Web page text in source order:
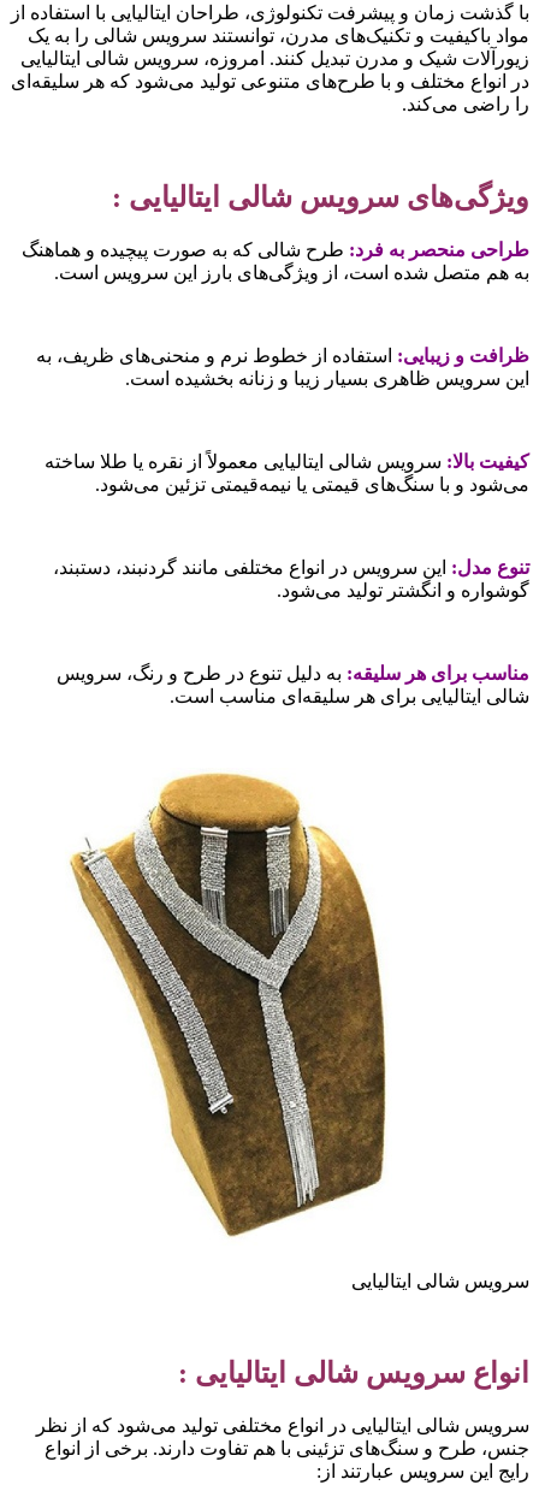
گذشت زمان و پیشرفت تکنولوژی، طراحان ایتالیایی با استفاده از
باکیفیت و تکنیک‌های مدرن، توانستند سرویس شالی را به یک
شیک و مدرن تبدیل کنند. امروزه، سرویس شالی ایتالیایی
انواع مختلف و با طرح‌های متنوعی تولید می‌شود که هر سلیقه‌ای
راضی می‌کند.
سرویس شالی ایتالیایی :
منحصر به فرد:طرح شالی که به صورت پیچیده و هماهنگ
هم متصل شده است، از ویژگی‌های بارز این سرویس است.
و زیبایی: استفاده از خطوط نرم و منحنی‌های ظریف، به
سرویس ظاهری بسیار زیبا و زنانه بخشیده است.
بالا: سرویس شالی ایتالیایی معمولاً از نقره یا طلا ساخته
و با سنگ‌های قیمتی یا نیمه‌قیمتی تزئین می‌شود.
مدل: این سرویس در انواع مختلفی مانند گردنبند، دستبند،
و انگشتر تولید می‌شود.
برای هر سلیقه:به دلیل تنوع در طرح و رنگ، سرویس
ایتالیایی برای هر سلیقه‌ای مناسب است.
شالی ایتالیایی
سرویس شالی ایتالیایی :
شالی ایتالیایی در انواع مختلفی تولید می‌شود که از نظر
طرح و سنگ‌های تزئینی با هم تفاوت دارند. برخی از انواع
این سرویس عبارتند از: